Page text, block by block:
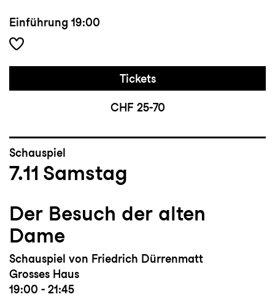
Einführung 19:00
Tickets
CHF 25-70
Schauspiel
7.11 Samstag
Der Besuch der alten
Dame
Schauspiel von Friedrich Dürrenmatt
Grosses Haus
19:00 - 21:45